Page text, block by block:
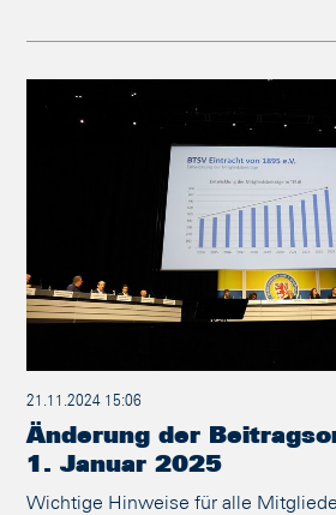
21.11.2024 15:06
Änderung der
1. Januar 2025
Wichtige Hinweise für alle